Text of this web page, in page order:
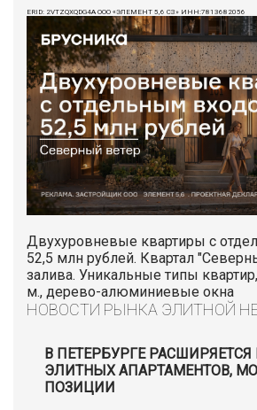
ERID: 2VTZQXQDG4A ООО «ЭЛЕМЕНТ 5,6 СЗ» ИНН:7813682056
Двухуровневые квартиры с
52,5 млн рублей. Квартал
залива. Уникальные типы
м., дерево-алюминиевые окна
НОВОСТИ РЫНКА ЭЛИТНОЙ
В ПЕТЕРБУРГЕ
ЭЛИТНЫХ АПАРТАМЕНТОВ,
ПОЗИЦИИ